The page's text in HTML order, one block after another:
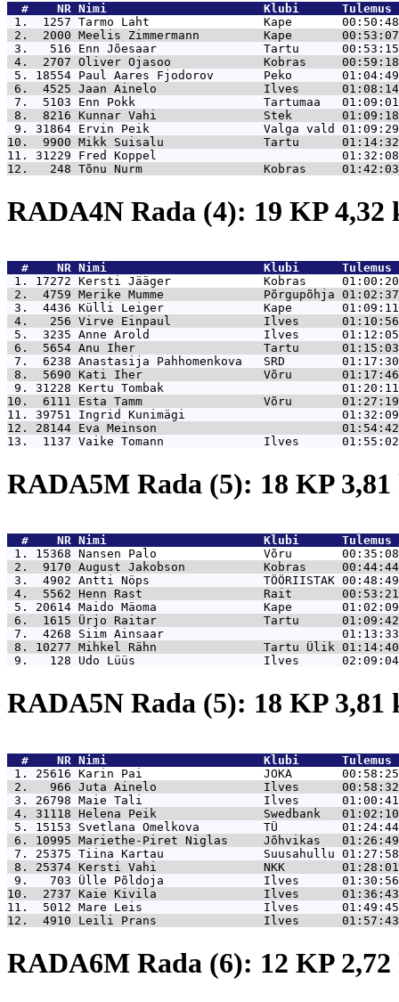
  #    NR
Nimi                      Klubi
1.  1257 Tarmo Laht                Kape       00:50:48
2.  2000 Meelis Zimmermann         Kape       00:53:07
3.   516 Enn Jõesaar               Tartu      00:53:15
4.  2707 Oliver Ojasoo             Kobras     00:59:18
5. 18554 Paul Aares Fjodorov       Peko       01:04:49
6.  4525 Jaan Ainelo               Ilves      01:08:14
7.  5103 Enn Pokk                  Tartumaa   01:09:01
8.  8216 Kunnar Vahi               Stek       01:09:18
9. 31864 Ervin Peik                Valga vald 01:09:29
10.  9900 Mikk Suisalu              Tartu      01:14:32
11. 31229 Fred Koppel                          01:32:08
12.   248 Tõnu Nurm                 Kobras     01:42:03
RADA4N Rada (4): 19 KP
  #    NR
Nimi                      Klubi
1. 17272 Kersti Jääger             Kobras     01:00:20
2.  4759 Merike Mumme              Põrgupõhja 01:02:37
3.  4436 Külli Leiger              Kape       01:09:11
4.   256 Virve Einpaul             Ilves      01:10:56
5.  3235 Anne Arold                Ilves      01:12:05
6.  5654 Anu Iher                  Tartu      01:15:03
7.  6238 Anastasija Pahhomenkova   SRD
8.  5690 Kati Iher                 Võru       01:17:46
9. 31228 Kertu Tombak                         01:20:11
10.  6111 Esta Tamm                 Võru       01:27:19
11. 39751 Ingrid Kunimägi                      01:32:09
12. 28144 Eva Meinson                          01:54:42
13.  1137 Vaike Tomann              Ilves      01:55:02
RADA5M Rada (5): 18 KP
  #    NR
Nimi                      Klubi
1. 15368 Nansen Palo               Võru       00:35:08
2.  9170 August Jakobson           Kobras     00:44:44
3.  4902 Antti Nöps                TÖÖRIISTAK 00:48:49
4.  5562 Henn Rast                 Rait       00:53:21
5. 20614 Maido Mäoma               Kape       01:02:09
6.  1615 Ürjo Raitar               Tartu      01:09:42
7.  4268 Siim Ainsaar                         01:13:33
8. 10277 Mihkel Rähn               Tartu Ülik 01:14:40
9.   128 Udo Lüüs                  Ilves      02:09:04
RADA5N Rada (5): 18 KP
  #    NR
Nimi                      Klubi
1. 25616 Karin Pai                 JOKA       00:58:25
2.   966 Juta Ainelo               Ilves      00:58:32
3. 26798 Maie Tali                 Ilves      01:00:41
4. 31118 Helena Peik               Swedbank   01:02:10
5. 15153 Svetlana Omelkova         TÜ         01:24:44
6. 10995 Mariethe-Piret Niglas     Jõhvikas   01:26:49
7. 25375 Tiina Kartau              Suusahullu 01:27:58
8. 25374 Kersti Vahi               NKK        01:28:01
9.   703 Ülle Põldoja              Ilves      01:30:56
10.  2737 Kaie Kivila               Ilves      01:36:43
11.  5012 Mare Leis                 Ilves      01:49:45
12.  4910 Leili Prans               Ilves      01:57:43
RADA6M Rada (6): 12 KP